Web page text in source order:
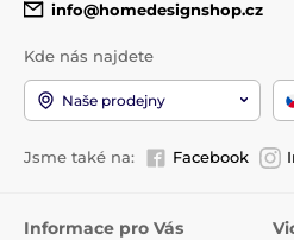
info@homedesignshop.cz
Kde nás najdete
Naše prodejny
Jsme také na: Facebook
Informace pro Vás